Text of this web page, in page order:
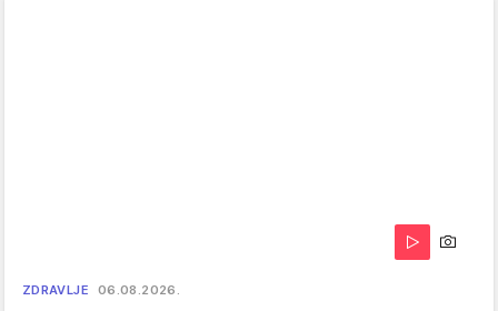
ZDRAVLJE 06.08.2026.